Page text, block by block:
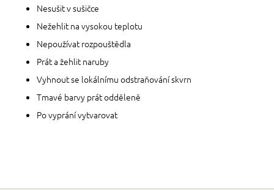
Nesušit v sušičce
Nežehlit na vysokou teplotu
Nepoužívat rozpouštědla
Prát a žehlit naruby
Vyhnout se lokálnímu odstraňování skvrn
Tmavé barvy prát odděleně
Po vyprání vytvarovat